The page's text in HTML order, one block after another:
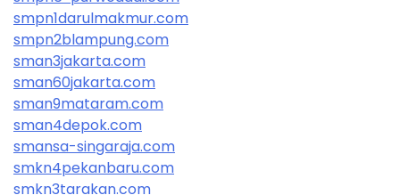
smpn1darulmakmur.com
smpn2blampung.com
sman3jakarta.com
sman60jakarta.com
sman9mataram.com
sman4depok.com
smansa-singaraja.com
smkn4pekanbaru.com
smkn3tarakan.com